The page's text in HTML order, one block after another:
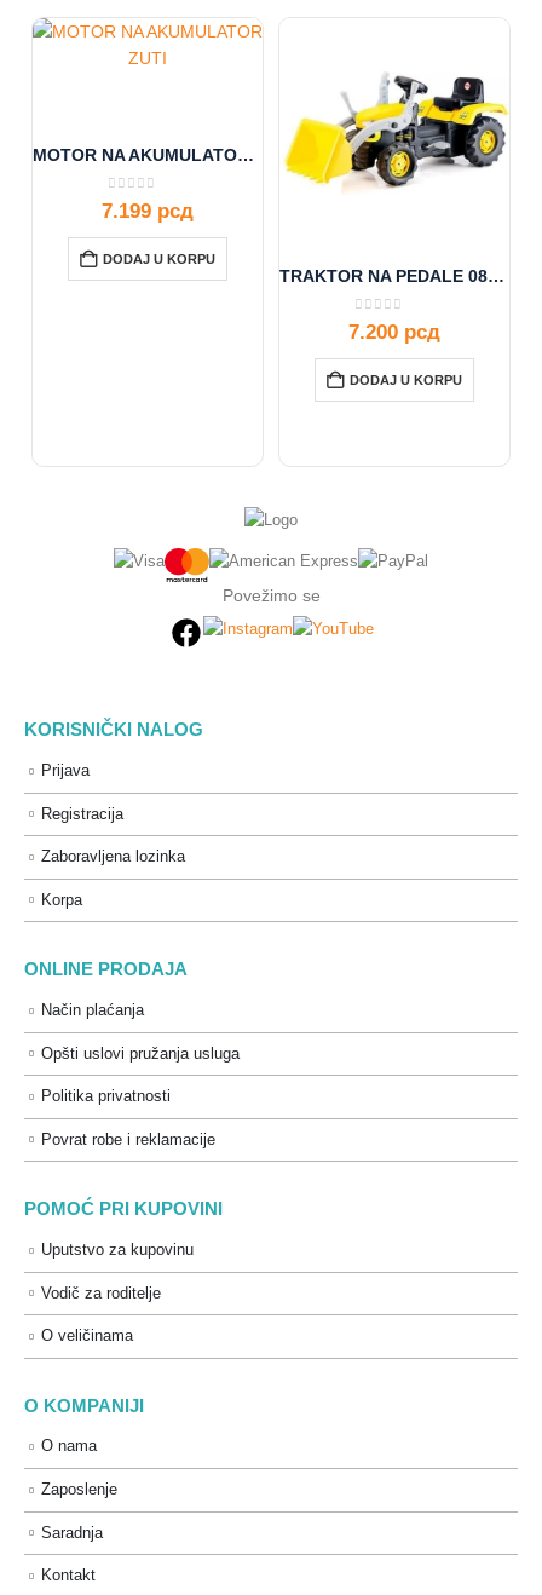
MOTOR NA AKUMULATOR ZUTI 11/0999-5
0 out of 5
7.199 рсд
DODAJ U KORPU
TRAKTOR NA PEDALE 080516
0 out of 5
7.200 рсд
DODAJ U KORPU
Povežimo se
KORISNIČKI NALOG
Prijava
Registracija
Zaboravljena lozinka
Korpa
ONLINE PRODAJA
Način plaćanja
Opšti uslovi pružanja usluga
Politika privatnosti
Povrat robe i reklamacije
POMOĆ PRI KUPOVINI
Uputstvo za kupovinu
Vodič za roditelje
O veličinama
O KOMPANIJI
O nama
Zaposlenje
Saradnja
Kontakt